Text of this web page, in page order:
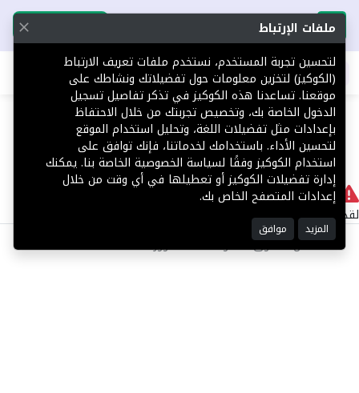
تحميل التطبيق تحميل التطبيق
اطلب عقارك
404 لا يوجد
لقد حدث خطأ داخلي أثناء معالجة طلبك.
©2025 كل الحقوق محفوظة منصة توور
ملفات الإرتباط
لتحسين تجربة المستخدم، نستخدم ملفات تعريف الارتباط
(الكوكيز) لتخزين معلومات حول تفضيلاتك ونشاطك على
موقعنا. تساعدنا هذه الكوكيز في تذكر تفاصيل تسجيل
الدخول الخاصة بك، وتخصيص تجربتك من خلال الاحتفاظ
بإعدادات مثل تفضيلات اللغة، وتحليل استخدام الموقع
لتحسين الأداء. باستخدامك لخدماتنا، فإنك توافق على
استخدام الكوكيز وفقًا لسياسة الخصوصية الخاصة بنا. يمكنك
إدارة تفضيلات الكوكيز أو تعطيلها في أي وقت من خلال
إعدادات المتصفح الخاص بك.
المزيد موافق